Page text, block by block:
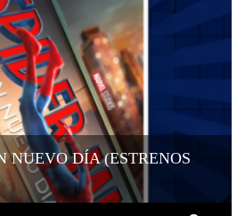
NUEVO DÍA (ESTRENOS